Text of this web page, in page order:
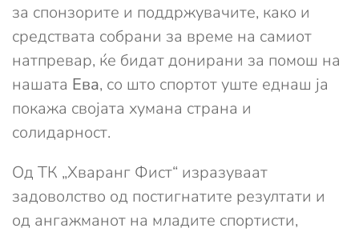
за спонзорите и поддржувачите, како и
средствата собрани за време на самиот
натпревар, ќе бидат донирани за помош на
нашата Ева, со што спортот уште еднаш ја
покажа својата хумана страна и
солидарност.
Од ТК „Хваранг Фист“ изразуваат
задоволство од постигнатите резултати и
од ангажманот на младите спортисти,